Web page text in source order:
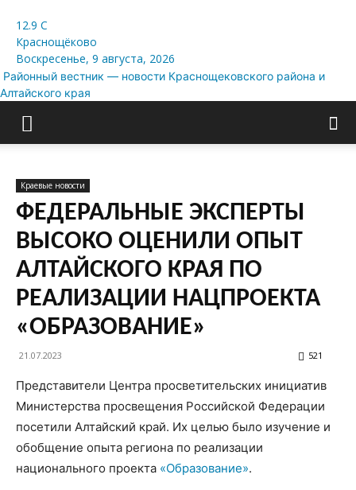
12.9 C
Краснощёково
Воскресенье, 9 августа, 2026
Районный вестник — новости Краснощековского района и
Алтайского края
Краевые новости
ФЕДЕРАЛЬНЫЕ ЭКСПЕРТЫ
ВЫСОКО ОЦЕНИЛИ ОПЫТ
АЛТАЙСКОГО КРАЯ ПО
РЕАЛИЗАЦИИ НАЦПРОЕКТА
«ОБРАЗОВАНИЕ»
21.07.2023 521
Представители Центра просветительских инициатив
Министерства просвещения Российской Федерации
посетили Алтайский край. Их целью было изучение и
обобщение опыта региона по реализации
национального проекта «Образование».